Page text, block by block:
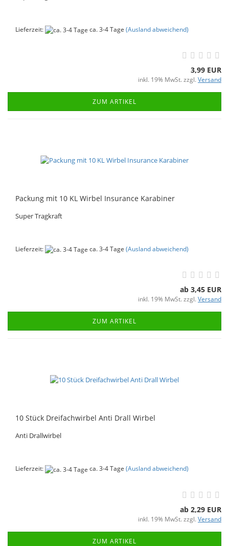
Lieferzeit: ca. 3-4 Tage (Ausland abweichend)
3,99 EUR
inkl. 19% MwSt. zzgl. Versand
ZUM ARTIKEL
Packung mit 10 KL Wirbel Insurance Karabiner
Super Tragkraft
Lieferzeit: ca. 3-4 Tage (Ausland abweichend)
ab 3,45 EUR
inkl. 19% MwSt. zzgl. Versand
ZUM ARTIKEL
10 Stück Dreifachwirbel Anti Drall Wirbel
Anti Drallwirbel
Lieferzeit: ca. 3-4 Tage (Ausland abweichend)
ab 2,29 EUR
inkl. 19% MwSt. zzgl. Versand
ZUM ARTIKEL